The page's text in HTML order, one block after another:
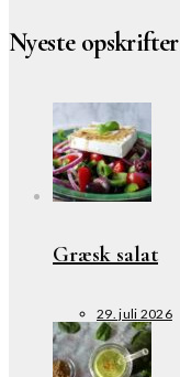
Nyeste opskrifter
Græsk salat
29. juli 2026